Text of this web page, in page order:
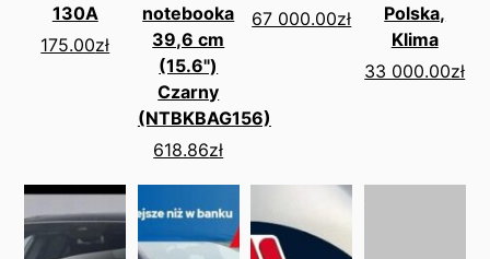
130A
175.00zł
notebooka
39,6 cm
(15.6")
Czarny
(NTBKBAG156)
618.86zł
67 000.00zł
Polska,
Klima
33 000.00zł